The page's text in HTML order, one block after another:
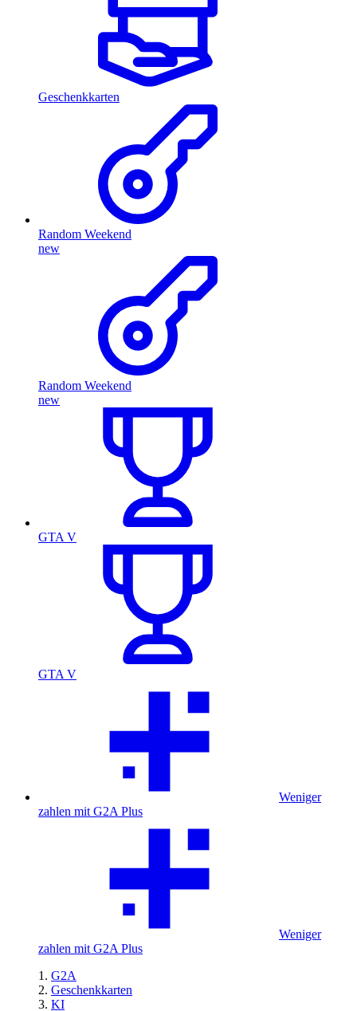
Geschenkkarten
Random Weekend
new
Random Weekend
new
GTA V
GTA V
Weniger
zahlen mit G2A Plus
Weniger
zahlen mit G2A Plus
G2A
Geschenkkarten
KI